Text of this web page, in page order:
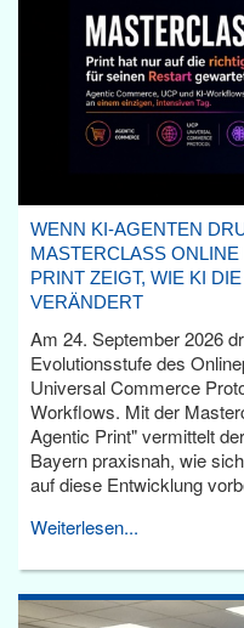
WENN KI-AGENTEN
MASTERCLASS
PRINT ZEIGT, WIE KI
VERÄNDERT
Am 24. September 2026
Evolutionsstufe des
Universal Commerce
Workflows. Mit der
Agentic Print" vermittelt
Bayern praxisnah, wie
auf diese Entwicklung
Weiterlesen...